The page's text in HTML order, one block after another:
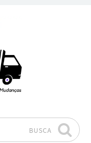
BUSCA